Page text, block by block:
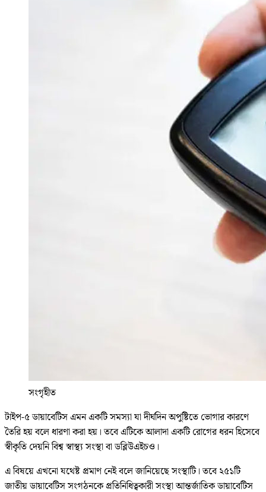
সংগৃহীত
টাইপ-৫ ডায়াবেটিস এমন একটি সমস্যা যা দীর্ঘদিন অপুষ্টিতে ভোগার কারণে
তৈরি হয় বলে ধারণা করা হয়। তবে এটিকে আলাদা একটি রোগের ধরন হিসেবে
স্বীকৃতি দেয়নি বিশ্ব স্বাস্থ্য সংস্থা বা ডব্লিউএইচও।
এ বিষয়ে এখনো যথেষ্ট প্রমাণ নেই বলে জানিয়েছে সংস্থাটি। তবে ২৫১টি
জাতীয় ডায়াবেটিস সংগঠনকে প্রতিনিধিত্বকারী সংস্থা আন্তর্জাতিক ডায়াবেটিস